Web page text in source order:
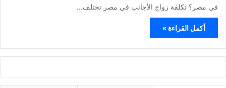
في مصر؟ تكلفة زواج الأجانب في مصر تختلف…
أكمل القراءة »